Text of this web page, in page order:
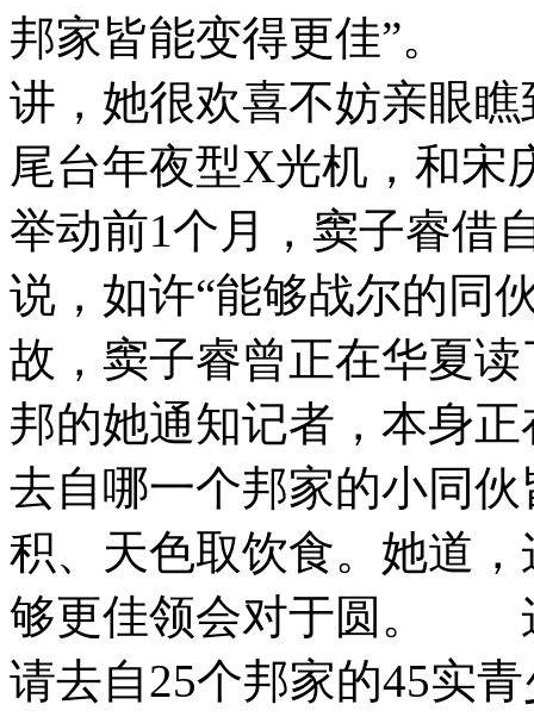
邦家皆能变得更佳”。
讲，她很欢喜不妨亲眼
尾台年夜型X光机，和宋
举动前1个月，窦子睿借
说，如许“能够战尔的
故，窦子睿曾正在华夏
邦的她通知记者，本身
去自哪一个邦家的小同
积、天色取饮食。她道
够更佳领会对于圆。
请去自25个邦家的45实